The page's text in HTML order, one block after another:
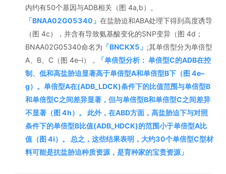
内约有50个基因与ADB相关（图 4a,b）。
「BNAA02G05340 」 在盐胁迫和ABA处理下得到高度诱导
（图 4c），并含有导致氨基酸变化的SNP变异（图 4d；
BNAA02G05340命名为 「BNCKX5 」 ;其单倍型分为单倍型
A、B、C（图 4e–i），
「单倍型分析： 单倍型C的ADB在控
制、低和高盐胁迫显著高于单倍型A和单倍型B下（图 4e–
g）。单倍型A在(ADB_LDCK)条件下的比值范围与单倍型B
和单倍型C之间差异显著，但与单倍型B和单倍型C之间差异
不显著（图 4h）。 此外，在ABD方面，高盐胁迫下与对照
条件下的单倍型B比值(ADB_HDCK)的范围小于单倍型A比
值（图 4i）。 总之，这些结果表明，大约30个单倍型C型材
料可能是抗盐胁迫种质资源，是育种家的宝贵资源 」